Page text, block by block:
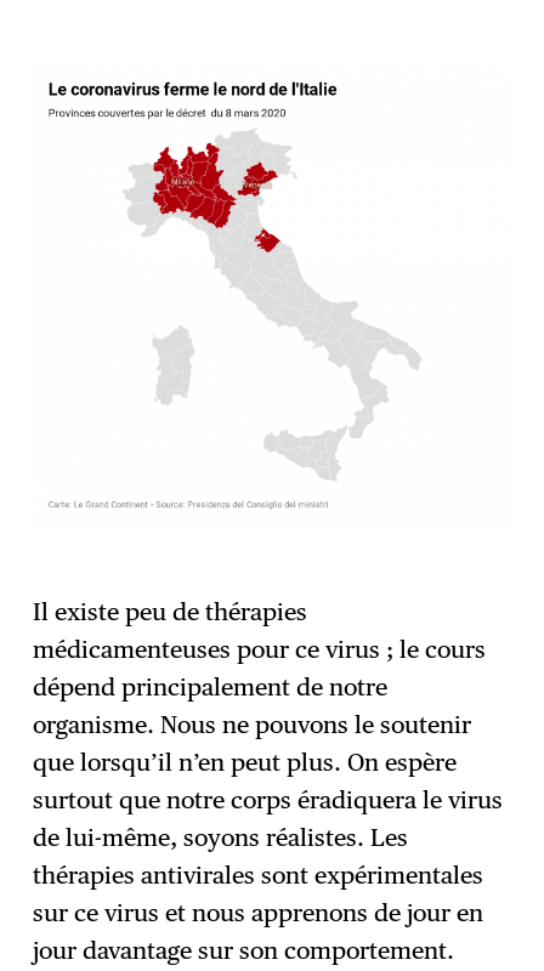
Il existe peu de thérapies
médicamenteuses pour ce virus ; le cours
dépend principalement de notre
organisme. Nous ne pouvons le soutenir
que lorsqu’il n’en peut plus. On espère
surtout que notre corps éradiquera le virus
de lui-même, soyons réalistes. Les
thérapies antivirales sont expérimentales
sur ce virus et nous apprenons de jour en
jour davantage sur son comportement.